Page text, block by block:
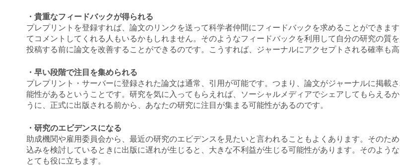
・貴重なフィードバックが得られる
プレプリントを登録すれば、論文のリンクを送って科学者仲間にフィードバックを求めることができま
てコメントしてくれる人もいるかもしれません。そのようなフィードバックを利用して自分の研究の質
投稿する前に論文を改善することができるのです。こうすれば、ジャーナルにアクセプトされる確率も高
・早い段階で注目を集められる
プレプリント・サーバーに登録された論文は通常、引用が可能です。つまり、論文がジャーナルに掲載
能性があるということです。研究を気に入ってもらえれば、ソーシャルメディアでシェアしてもらえる
うに、正式に出版される前から、あなたの研究に注目が集まる可能性があるのです。
・研究のエビデンスになる
助成機関や雇用委員会から、最近の研究のエビデンスを見たいと言われることもよくあります。そのた
込みを検討しているときに出版に遅れが生じると、大きな不利益が生じる可能性があります。そのよう
とても役に立ちます。